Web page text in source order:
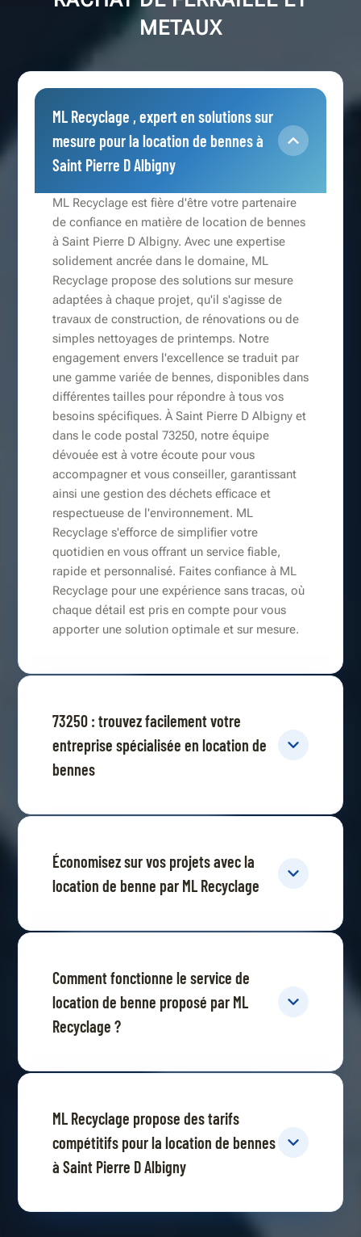
METAUX
ML Recyclage , expert en solutions sur
mesure pour la location de bennes à
Saint Pierre D Albigny
ML Recyclage est fière d'être votre partenaire
de confiance en matière de location de bennes
à Saint Pierre D Albigny. Avec une expertise
solidement ancrée dans le domaine, ML
Recyclage propose des solutions sur mesure
adaptées à chaque projet, qu'il s'agisse de
travaux de construction, de rénovations ou de
simples nettoyages de printemps. Notre
engagement envers l'excellence se traduit par
une gamme variée de bennes, disponibles dans
différentes tailles pour répondre à tous vos
besoins spécifiques. À Saint Pierre D Albigny et
dans le code postal 73250, notre équipe
dévouée est à votre écoute pour vous
accompagner et vous conseiller, garantissant
ainsi une gestion des déchets efficace et
respectueuse de l'environnement. ML
Recyclage s'efforce de simplifier votre
quotidien en vous offrant un service fiable,
rapide et personnalisé. Faites confiance à ML
Recyclage pour une expérience sans tracas, où
chaque détail est pris en compte pour vous
apporter une solution optimale et sur mesure.
73250 : trouvez facilement votre
entreprise spécialisée en location de
bennes
Économisez sur vos projets avec la
location de benne par ML Recyclage
Comment fonctionne le service de
location de benne proposé par ML
Recyclage ?
ML Recyclage propose des tarifs
compétitifs pour la location de bennes
à Saint Pierre D Albigny